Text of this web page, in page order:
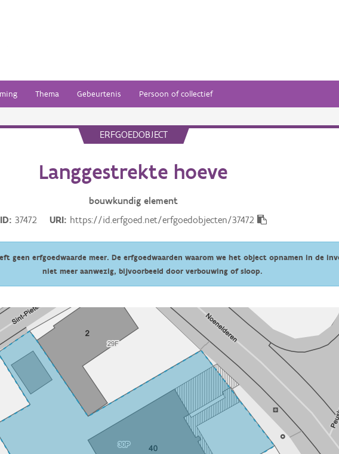
Thema Gebeurtenis Persoon of collectief
ERFGOEDOBJECT
Langgestrekte hoeve
bouwkundig element
ID
37472 URI https://id.erfgoed.net/erfgoedobjecten/37472
geen erfgoedwaarde meer. De erfgoedwaarden waarom we het object opnamen in de
niet meer aanwezig, bijvoorbeeld door verbouwing of sloop.